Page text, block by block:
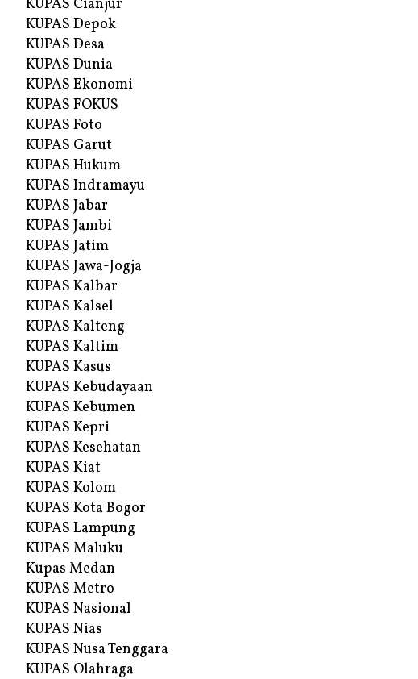
KUPAS Cianjur
KUPAS Depok
KUPAS Desa
KUPAS Dunia
KUPAS Ekonomi
KUPAS FOKUS
KUPAS Foto
KUPAS Garut
KUPAS Hukum
KUPAS Indramayu
KUPAS Jabar
KUPAS Jambi
KUPAS Jatim
KUPAS Jawa-Jogja
KUPAS Kalbar
KUPAS Kalsel
KUPAS Kalteng
KUPAS Kaltim
KUPAS Kasus
KUPAS Kebudayaan
KUPAS Kebumen
KUPAS Kepri
KUPAS Kesehatan
KUPAS Kiat
KUPAS Kolom
KUPAS Kota Bogor
KUPAS Lampung
KUPAS Maluku
Kupas Medan
KUPAS Metro
KUPAS Nasional
KUPAS Nias
KUPAS Nusa Tenggara
KUPAS Olahraga